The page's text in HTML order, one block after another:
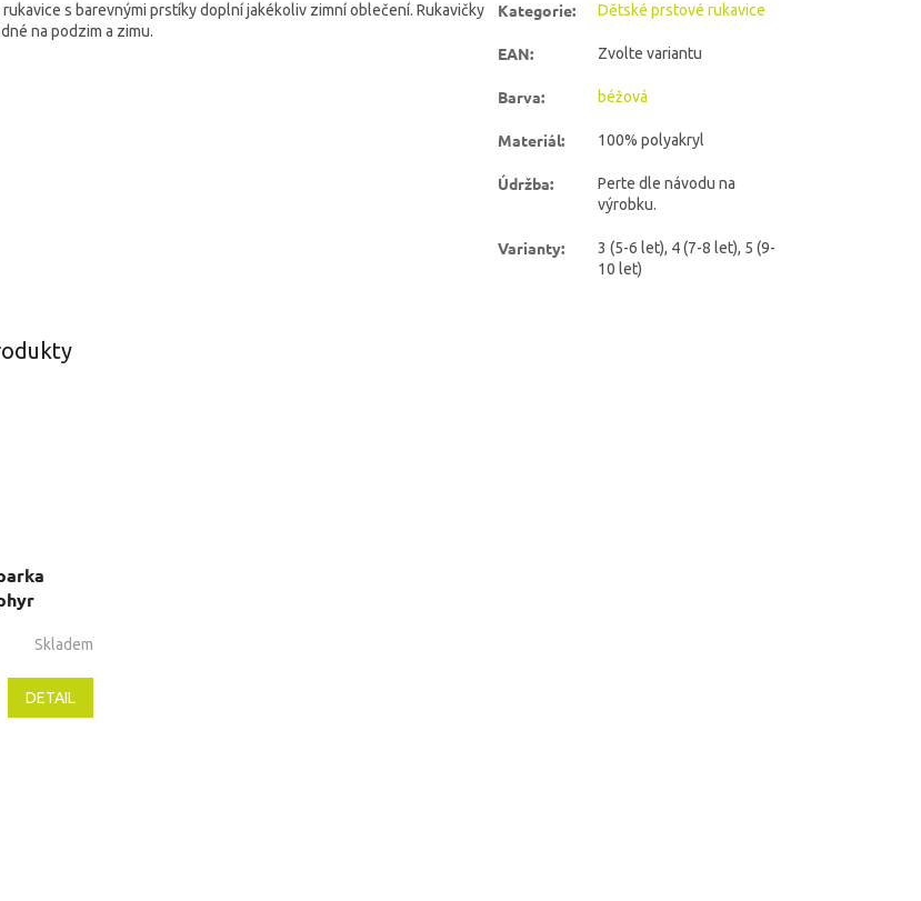
s barevnými prstíky doplní jakékoliv zimní oblečení. Rukavičky
na podzim a zimu.
Kategorie: Dětské prstové rukavice
EAN: Zvolte variantu
Barva: béžová
Materiál: 100% polyakryl
Údržba:
Perte dle návodu na
výrobku.
Varianty:
3 (5-6 let), 4 (7-8 let), 5 (9-
10 let)
Skladem
DETAIL